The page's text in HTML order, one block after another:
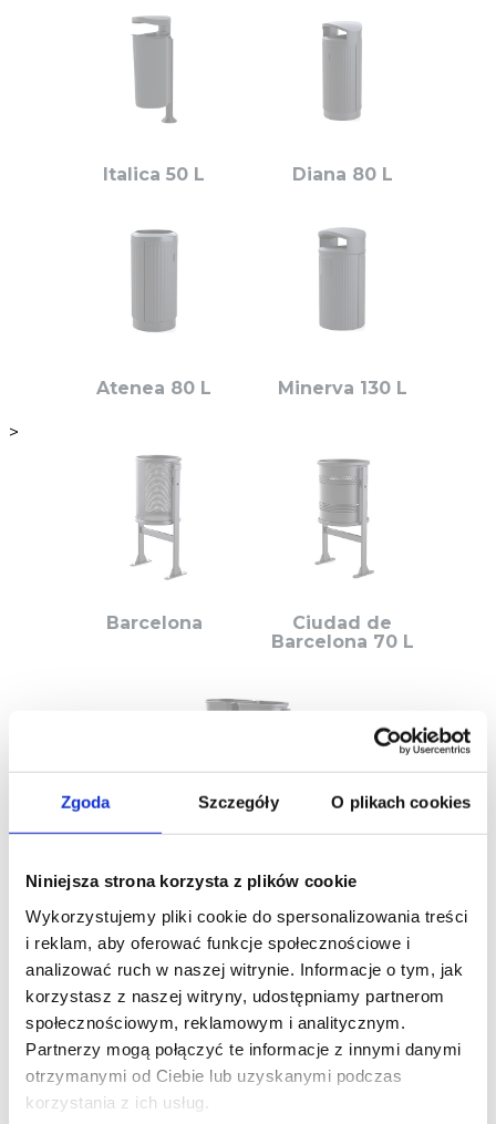
Zgoda Szczegóły O plikach cookies
Niniejsza strona korzysta z plików cookie
Wykorzystujemy pliki cookie do spersonalizowania treści
i reklam, aby oferować funkcje społecznościowe i
analizować ruch w naszej witrynie. Informacje o tym, jak
korzystasz z naszej witryny, udostępniamy partnerom
społecznościowym, reklamowym i analitycznym.
Partnerzy mogą połączyć te informacje z innymi danymi
otrzymanymi od Ciebie lub uzyskanymi podczas
korzystania z ich usług.
Italica 50 L Diana 80 L
Atenea 80 L Minerva 130 L
>
Barcelona
Ciudad de
Barcelona 70 L
Barcelona 220
L